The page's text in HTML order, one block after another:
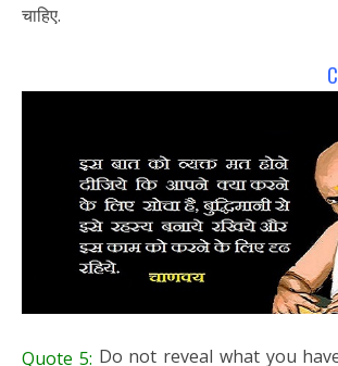
चाहिए.
Quote 5: Do not reveal what you